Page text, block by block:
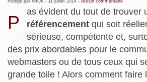
P
as évident du tout de trouver
référencement qui soit
sérieuse, compétente et,
des prix abordables pour le
webmasters ou de tous ceux qui
grande toile ! Alors comment faire